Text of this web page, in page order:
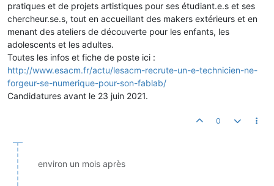
pratiques et de projets artistiques pour ses étudiant.e.s et ses
chercheur.se.s, tout en accueillant des makers extérieurs et en
menant des ateliers de découverte pour les enfants, les
adolescents et les adultes.
Toutes les infos et fiche de poste ici :
http://www.esacm.fr/actu/lesacm-recrute-un-e-technicien-ne-
forgeur-se-numerique-pour-son-fablab/
Candidatures avant le 23 juin 2021.
0
environ un mois après